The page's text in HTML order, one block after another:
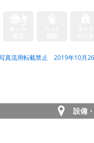
真流用転載禁止 2019年10月26
設備